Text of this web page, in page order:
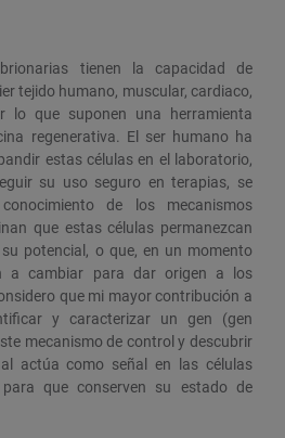
tienen la capacidad de
tejido humano, muscular, cardiaco,
lo que suponen una herramienta
regenerativa. El ser humano ha
estas células en el laboratorio,
su uso seguro en terapias, se
de los mecanismos
que estas células permanezcan
potencial, o que, en un momento
a cambiar para dar origen a los
que mi mayor contribución a
y caracterizar un gen (gen
mecanismo de control y descubrir
actúa como señal en las células
que conserven su estado de